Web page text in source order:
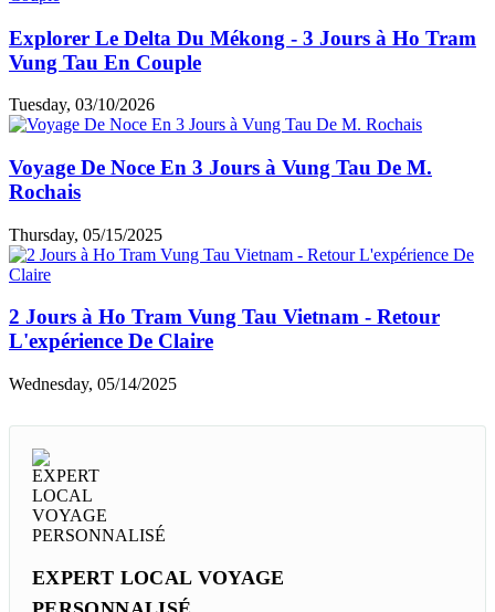
Explorer Le Delta Du Mékong - 3 Jours à Ho Tram
Vung Tau En Couple
Tuesday, 03/10/2026
Voyage De Noce En 3 Jours à Vung Tau De M.
Rochais
Thursday, 05/15/2025
2 Jours à Ho Tram Vung Tau Vietnam - Retour
L'expérience De Claire
Wednesday, 05/14/2025
EXPERT LOCAL VOYAGE